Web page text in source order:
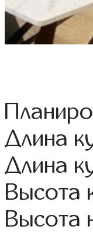
Длина
Длина
Высота
Высота